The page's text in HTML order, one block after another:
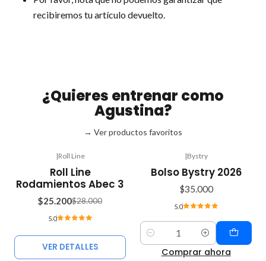
recibiremos tu artículo devuelto.
¿Quieres entrenar como
Agustina?
→ Ver productos favoritos
|Roll Line
Roll Line
Rodamientos Abec 3
$25.200$28.000
5.0
VER DETALLES
|Bystry
Bolso Bystry 2026
$35.000
5.0
Cantidad
Comprar ahora